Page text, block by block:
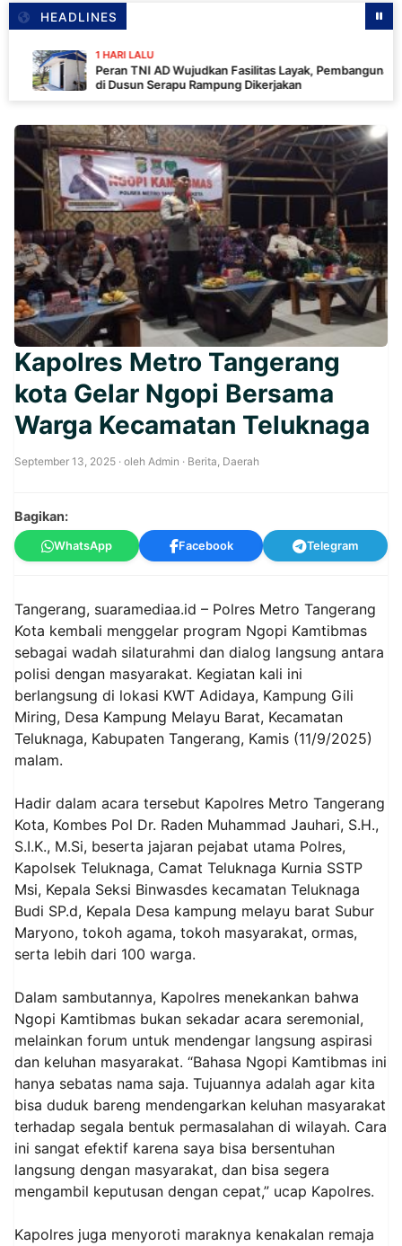
HEADLINES
1 HARI LALU
Peran TNI AD Wujudkan Fasilitas Layak, Pembangunan MCK
di Dusun Serapu Rampung Dikerjakan
Kapolres Metro Tangerang
kota Gelar Ngopi Bersama
Warga Kecamatan Teluknaga
September 13, 2025 · oleh Admin · Berita, Daerah
Bagikan:
WhatsApp Facebook Telegram
Tangerang, suaramediaa.id – Polres Metro Tangerang
Kota kembali menggelar program Ngopi Kamtibmas
sebagai wadah silaturahmi dan dialog langsung antara
polisi dengan masyarakat. Kegiatan kali ini
berlangsung di lokasi KWT Adidaya, Kampung Gili
Miring, Desa Kampung Melayu Barat, Kecamatan
Teluknaga, Kabupaten Tangerang, Kamis (11/9/2025)
malam.
Hadir dalam acara tersebut Kapolres Metro Tangerang
Kota, Kombes Pol Dr. Raden Muhammad Jauhari, S.H.,
S.I.K., M.Si, beserta jajaran pejabat utama Polres,
Kapolsek Teluknaga, Camat Teluknaga Kurnia SSTP
Msi, Kepala Seksi Binwasdes kecamatan Teluknaga
Budi SP.d, Kepala Desa kampung melayu barat Subur
Maryono, tokoh agama, tokoh masyarakat, ormas,
serta lebih dari 100 warga.
Dalam sambutannya, Kapolres menekankan bahwa
Ngopi Kamtibmas bukan sekadar acara seremonial,
melainkan forum untuk mendengar langsung aspirasi
dan keluhan masyarakat. “Bahasa Ngopi Kamtibmas ini
hanya sebatas nama saja. Tujuannya adalah agar kita
bisa duduk bareng mendengarkan keluhan masyarakat
terhadap segala bentuk permasalahan di wilayah. Cara
ini sangat efektif karena saya bisa bersentuhan
langsung dengan masyarakat, dan bisa segera
mengambil keputusan dengan cepat,” ucap Kapolres.
Kapolres juga menyoroti maraknya kenakalan remaja